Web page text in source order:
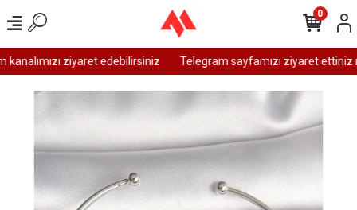
ziyaret edebilirsiniz Telegram sayfamızı ziyaret ettiniz
0